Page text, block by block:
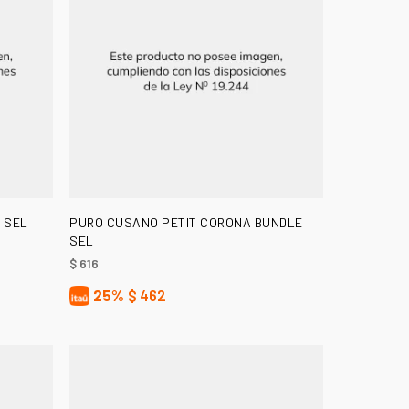
AÑADIR AL CARRITO
PURO CUSANO PETIT CORONA BUNDLE
SEL
$ 616
25% $ 462